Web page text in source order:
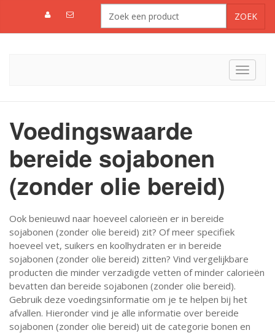
Toggle
Voedingswaarde
bereide sojabonen
(zonder olie bereid)
Ook benieuwd naar hoeveel calorieën er in bereide
sojabonen (zonder olie bereid) zit? Of meer specifiek
hoeveel vet, suikers en koolhydraten er in bereide
sojabonen (zonder olie bereid) zitten? Vind vergelijkbare
producten die minder verzadigde vetten of minder calorieën
bevatten dan bereide sojabonen (zonder olie bereid).
Gebruik deze voedingsinformatie om je te helpen bij het
afvallen. Hieronder vind je alle informatie over bereide
sojabonen (zonder olie bereid) uit de categorie bonen en